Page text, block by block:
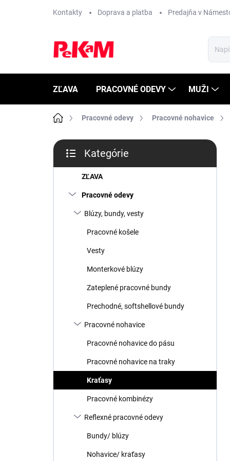
Kontakty Doprava a platba Predajňa v
ZĽAVA PRACOVNÉ ODEVY MUŽI
DomovPracovné odevy Pracovné nohavice
B
č
kategórie
Kategórie
ZĽAVA
Pracovné odevy
Blúzy, bundy, vesty
Pracovné košele
Vesty
Monterkové blúzy
Zateplené pracovné bundy
Prechodné, softshellové bundy
Pracovné nohavice
Pracovné nohavice do pásu
Pracovné nohavice na traky
Kraťasy
Pracovné kombinézy
Reflexné pracovné odevy
Bundy/ blúzy
Nohavice/ kraťasy